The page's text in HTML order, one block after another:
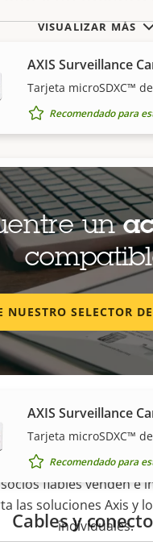
VISUALIZAR MÁS
AXIS Surveillance
Tarjeta microSDXC™
Recomendado para
AXIS Surveillance
Tarjeta microSDXC™
Recomendado para
AXIS Surveillance
Tarjeta micro SDXC™
Recomendado para
AXIS Surveillance
Tarjeta microSDXC™
Recomendado para
Cables y
PRODUCTOS
un
NUESTRO SELECTOR
fiables venden e
las soluciones Axis y
individuales.